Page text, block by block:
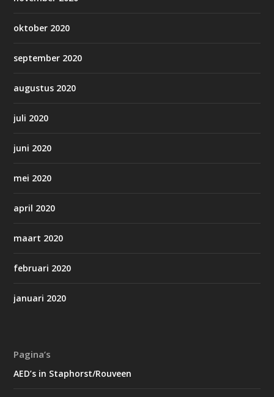
oktober 2020
september 2020
augustus 2020
juli 2020
juni 2020
mei 2020
april 2020
maart 2020
februari 2020
januari 2020
Pagina’s
AED’s in Staphorst/Rouveen